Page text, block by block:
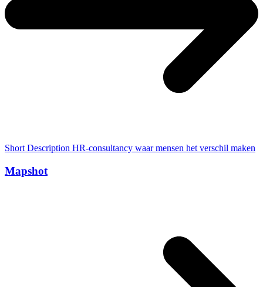
Short Description HR-consultancy waar mensen het verschil maken
Mapshot